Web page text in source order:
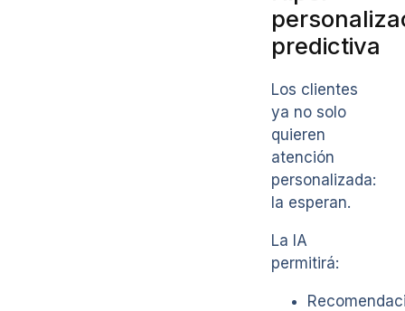
predictiva
Los clientes
ya no solo
quieren
atención
personalizada:
la esperan.
La IA
permitirá: